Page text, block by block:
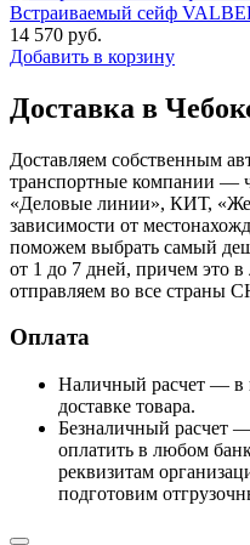
Встраиваемый сейф
14 570 руб.
Добавить в корзину
Доставка в
Доставляем собственным
транспортные компании —
«Деловые линии», КИТ,
зависимости от
поможем выбрать самый
от 1 до 7 дней, причем это
отправляем во все страны
Оплата
Наличный расчет — в
доставке товара.
Безналичный расчет
оплатить в любом
реквизитам
подготовим